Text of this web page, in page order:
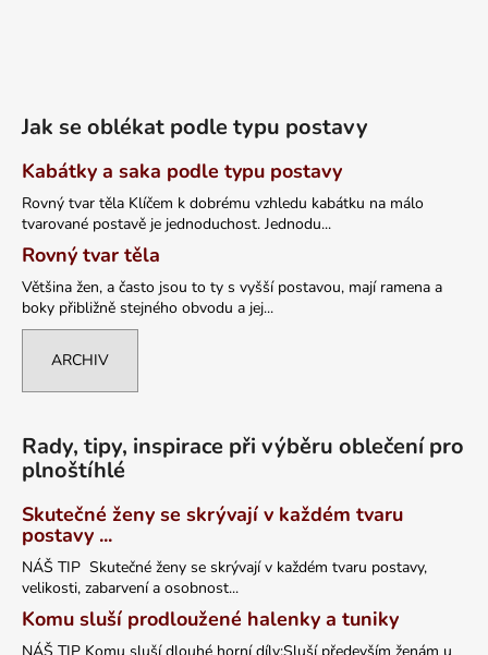
Jak se oblékat podle typu postavy
Kabátky a saka podle typu postavy
Rovný tvar těla Klíčem k dobrému vzhledu kabátku na málo
tvarované postavě je jednoduchost. Jednodu...
Rovný tvar těla
Většina žen, a často jsou to ty s vyšší postavou, mají ramena a
boky přibližně stejného obvodu a jej...
ARCHIV
Rady, tipy, inspirace při výběru oblečení pro
plnoštíhlé
Skutečné ženy se skrývají v každém tvaru
postavy ...
NÁŠ TIP Skutečné ženy se skrývají v každém tvaru postavy,
velikosti, zabarvení a osobnost...
Komu sluší prodloužené halenky a tuniky